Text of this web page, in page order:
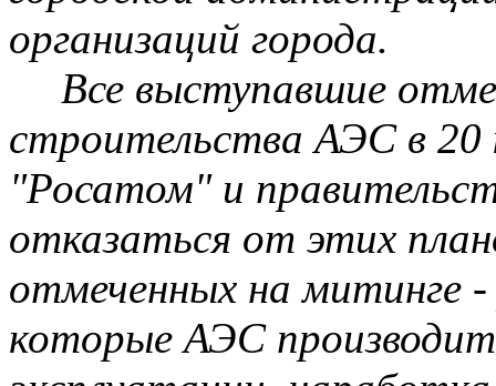
организаций города.
Все выступавшие
строительства АЭС в
"Росатом" и
отказаться от этих
отмеченных на митинге
которые АЭС